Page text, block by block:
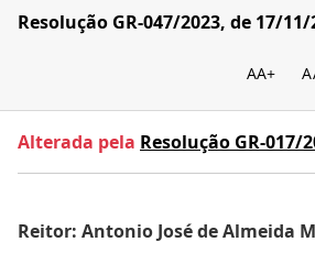
Resolução GR-047/2023, de 17/11/
AA+
Alterada pela Resolução GR-017/
Reitor: Antonio José de Almeida